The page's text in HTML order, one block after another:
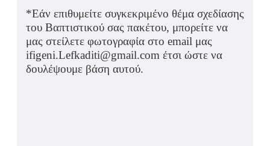
*Εάν επιθυμείτε συγκεκριμένο θέμα σχεδίασης
του Βαπτιστικού σας πακέτου, μπορείτε να
μας στείλετε φωτογραφία στο email μας
ifigeni.Lefkaditi@gmail.com έτσι ώστε να
δουλέψουμε βάση αυτού.